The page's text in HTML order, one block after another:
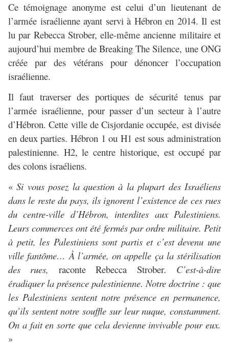
Ce témoignage anonyme est celui d’un lieutenant de
l’armée israélienne ayant servi à Hébron en 2014. Il est
lu par Rebecca Strober, elle-même ancienne militaire et
aujourd’hui membre de Breaking The Silence, une ONG
créée par des vétérans pour dénoncer l’occupation
israélienne.
Il faut traverser des portiques de sécurité tenus par
l’armée israélienne, pour passer d’un secteur à l’autre
d’Hébron. Cette ville de Cisjordanie occupée, est divisée
en deux parties. Hébron 1 ou H1 est sous administration
palestinienne. H2, le centre historique, est occupé par
des colons israéliens.
«Si vous posez la question à la plupart des Israéliens
dans le reste du pays, ils ignorent l’existence de ces rues
du centre-ville d’Hébron, interdites aux Palestiniens.
Leurs commerces ont été fermés par ordre militaire. Petit
à petit, les Palestiniens sont partis et c’est devenu une
ville fantôme… À l’armée, on appelle ça la stérilisation
des rues, raconte Rebecca Strober. C’est-à-dire
éradiquer la présence palestinienne. Notre doctrine : que
les Palestiniens sentent notre présence en permanence,
qu’ils sentent notre souffle sur leur nuque, constamment.
On a fait en sorte que cela devienne invivable pour eux.
»